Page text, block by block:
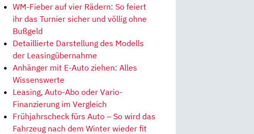
WM-Fieber auf vier Rädern: So feiert
ihr das Turnier sicher und völlig ohne
Bußgeld
Detaillierte Darstellung des Modells
der Leasingübernahme
Anhänger mit E-Auto ziehen: Alles
Wissenswerte
Leasing, Auto-Abo oder Vario-
Finanzierung im Vergleich
Frühjahrscheck fürs Auto – So wird das
Fahrzeug nach dem Winter wieder fit